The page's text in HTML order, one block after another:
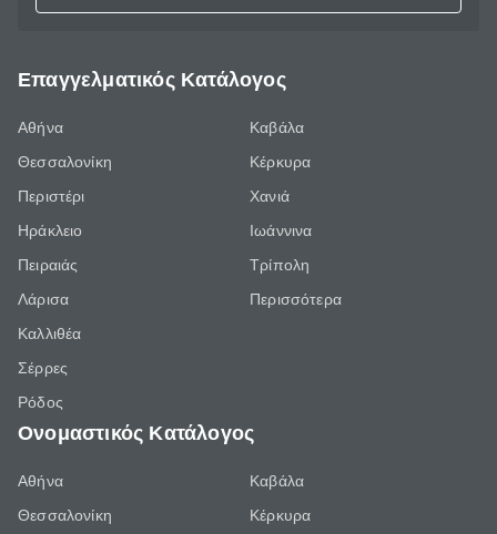
Επαγγελματικός Κατάλογος
Αθήνα
Θεσσαλονίκη
Περιστέρι
Ηράκλειο
Πειραιάς
Λάρισα
Καλλιθέα
Σέρρες
Ρόδος
Καβάλα
Κέρκυρα
Χανιά
Ιωάννινα
Τρίπολη
Περισσότερα
Ονομαστικός Κατάλογος
Αθήνα
Θεσσαλονίκη
Καβάλα
Κέρκυρα